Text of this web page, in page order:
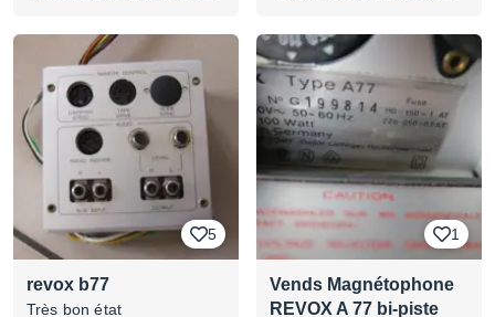
fier à ce qui est écrit sur la
machine. C'est un modèle qui
dispose d'une poignée de
transport TRES PRATIQUE !
Je donne ce que j'ai comme
bande. Je peux envoyer une
vidéo pour attester de son
fonctionnement. Il a été
révisé par MVT Revox en
2021 (voir étiquette sur photo
de dos)
France. J'en voudrais 900€ si
jamais ça intéresse
quelqu'un. Il est complet
avec le capot. Je donne avec
un ampli dédié artisanal à
réviser Ginavox. J'ai aussi 2
micros Revox M3500 (en
plus sur demande). Je pense
qu'un envoi serait compliqué
vu le poids mais à voir...
Merci
5
revox b77
Très bon état
1
Vends Magnétophone
REVOX A 77 bi-piste